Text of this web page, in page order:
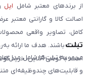
از برندهای معتبر شامل اپل
اصالت کالا و گارانتی
کامل، تصاویر واقعی
داشته باشند. هدف ما ارائه
است. با گوشی آنلاین، خرید
تبلت
مجموعه تبلت‌ها شامل
و قابلیت‌های چندوظیفه‌ای